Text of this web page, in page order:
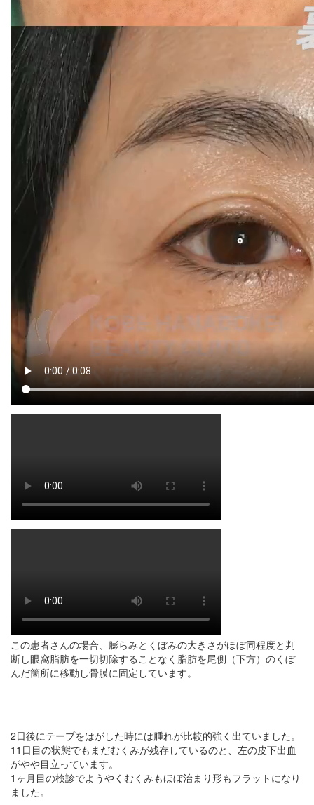
この患者さんの場合、膨らみとくぼみの大きさがほぼ同程度と判
断し眼窩脂肪を一切切除することなく脂肪を尾側（下方）のくぼ
んだ箇所に移動し骨膜に固定しています。
2日後にテープをはがした時には腫れが比較的強く出ていました。
11日目の状態でもまだむくみが残存しているのと、左の皮下出血
がやや目立っています。
1ヶ月目の検診でようやくむくみもほぼ治まり形もフラットになり
ました。